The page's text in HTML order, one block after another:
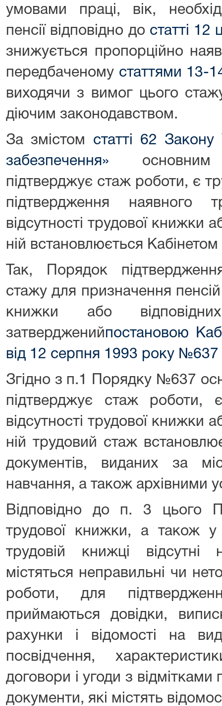
умовами праці, вік,
пенсії відповідно до статті 12
знижується пропорційно
передбаченому статтями 13-
виходячи з вимог цього
діючим законодавством.
За змістом статті 62
забезпечення» основним
підтверджує стаж роботи, є
підтвердження наявного
відсутності трудової книжки
ній встановлюється Кабінетом
Так, Порядок
стажу для призначення пенсій
книжки або
затвердженийпостановою
від 12 серпня 1993 року №637
Згідно з п.1 Порядку №637
підтверджує стаж роботи,
відсутності трудової книжки
ній трудовий стаж
документів, виданих за
навчання, а також архівними
Відповідно до п. 3 цього
трудової книжки, а також
трудовій книжці відсутні
містяться неправильні чи
роботи, для
приймаються довідки,
рахунки і відомості на
посвідчення,
договори і угоди з відмітками
документи, які містять